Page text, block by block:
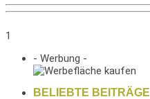
1
- Werbung -
BELIEBTE BEITRÄGE